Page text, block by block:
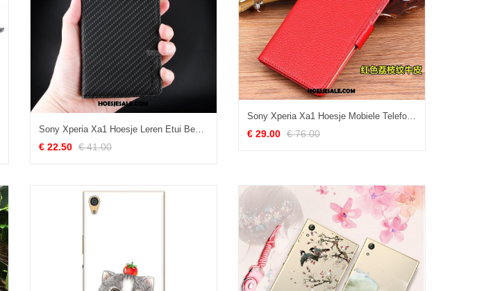
Sony Xperia Xa1 Hoesje Leren Etui Bescherming Hoes Zacht Mobiele Telefoon Aanbiedingen
€ 22.50 € 41.00
Sony Xperia Xa1 Hoesje Mobiele Telefoon Bedrijf Classic Bescherming Echt Leer Goedkoop
€ 29.00 € 76.00